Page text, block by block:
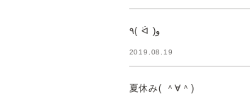
٩( ᐛ )و
2019.08.19
夏休み( ＾∀＾)